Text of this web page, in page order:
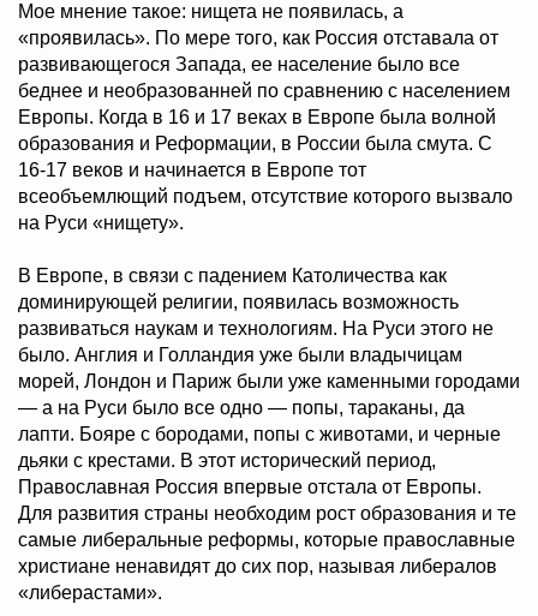
Мое мнение такое: нищета не появилась, а
«проявилась». По мере того, как Россия отставала от
развивающегося Запада, ее население было все
беднее и необразованней по сравнению с населением
Европы. Когда в 16 и 17 веках в Европе была волной
образования и Реформации, в России была смута. С
16-17 веков и начинается в Европе тот
всеобъемлющий подъем, отсутствие которого вызвало
на Руси «нищету».
В Европе, в связи с падением Католичества как
доминирующей религии, появилась возможность
развиваться наукам и технологиям. На Руси этого не
было. Англия и Голландия уже были владычицам
морей, Лондон и Париж были уже каменными городами
— а на Руси было все одно — попы, тараканы, да
лапти. Бояре с бородами, попы с животами, и черные
дьяки с крестами. В этот исторический период,
Православная Россия впервые отстала от Европы.
Для развития страны необходим рост образования и те
самые либеральные реформы, которые православные
христиане ненавидят до сих пор, называя либералов
«либерастами».